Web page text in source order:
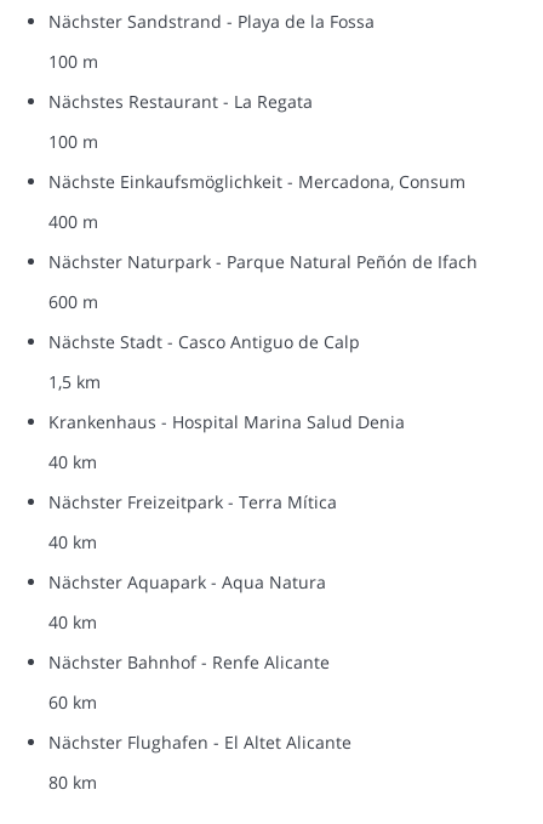
Nächster Sandstrand - Playa de la Fossa
100 m
Nächstes Restaurant - La Regata
100 m
Nächste Einkaufsmöglichkeit - Mercadona, Consum
400 m
Nächster Naturpark - Parque Natural Peñón de Ifach
600 m
Nächste Stadt - Casco Antiguo de Calp
1,5 km
Krankenhaus - Hospital Marina Salud Denia
40 km
Nächster Freizeitpark - Terra Mítica
40 km
Nächster Aquapark - Aqua Natura
40 km
Nächster Bahnhof - Renfe Alicante
60 km
Nächster Flughafen - El Altet Alicante
80 km